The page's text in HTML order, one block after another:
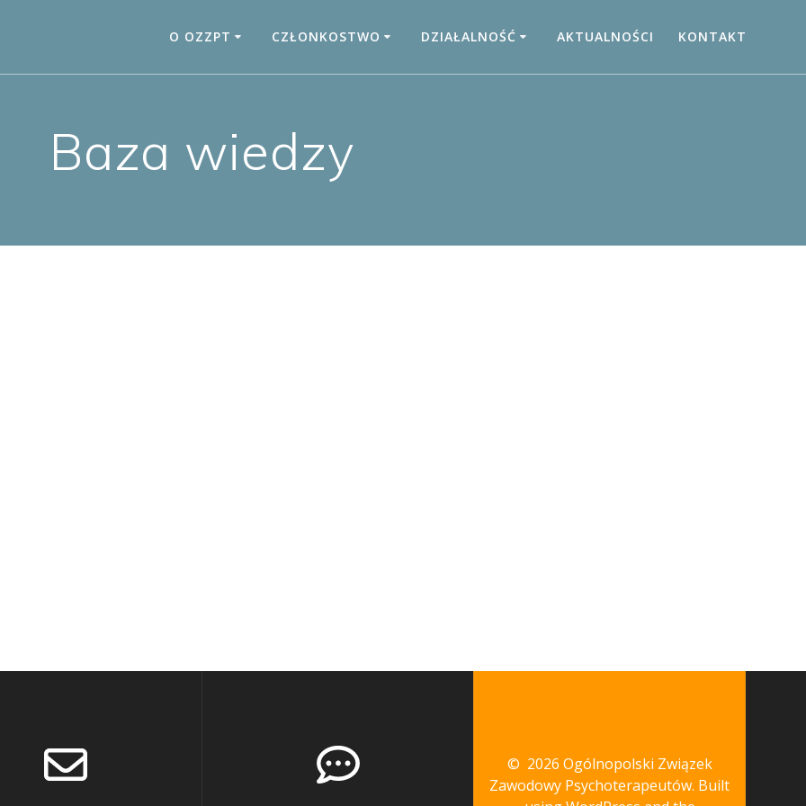
O OZZPT CZŁONKOSTWO DZIAŁALNOŚĆ AKTUALNOŚCI KONTAKT
Baza wiedzy
© 2026 Ogólnopolski Związek
Zawodowy Psychoterapeutów. Built